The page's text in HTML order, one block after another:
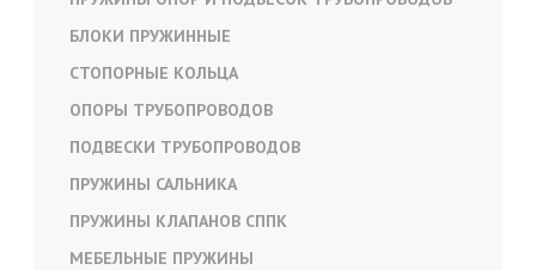
БЛОКИ ПРУЖИННЫЕ
СТОПОРНЫЕ КОЛЬЦА
ОПОРЫ ТРУБОПРОВОДОВ
ПОДВЕСКИ ТРУБОПРОВОДОВ
ПРУЖИНЫ САЛЬНИКА
ПРУЖИНЫ КЛАПАНОВ СППК
МЕБЕЛЬНЫЕ ПРУЖИНЫ